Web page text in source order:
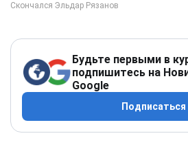
Будьте первыми в
подпишитесь на
Google
Подписаться